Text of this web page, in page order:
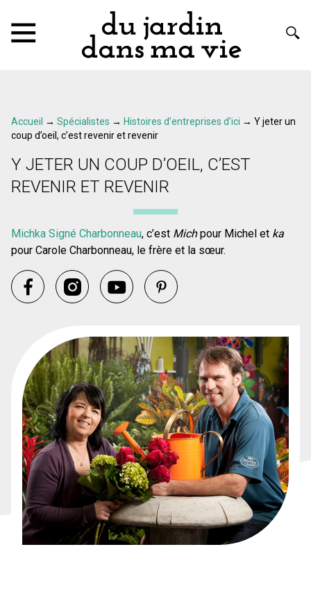
Accueil → Spécialistes → Histoires d’entreprises d’ici → Y jeter un
coup d’oeil, c’est revenir et revenir
Y JETER UN COUP D’OEIL, C’EST
REVENIR ET REVENIR
Michka Signé Charbonneau, c’est Michpour Michel et ka
pour Carole Charbonneau, le frère et la sœur.